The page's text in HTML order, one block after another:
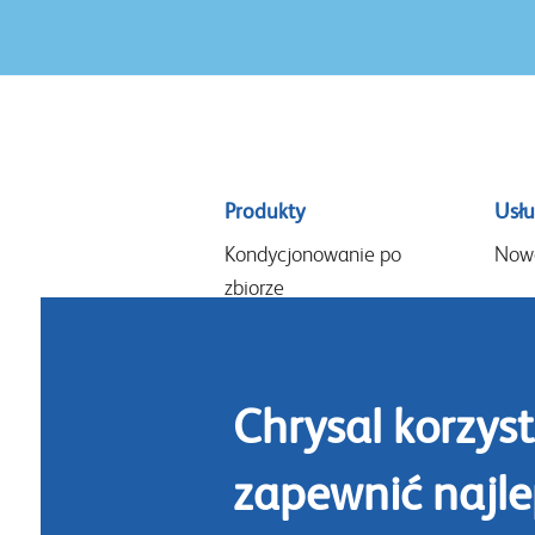
Sitemap
menu
Produkty
Kondycjonowanie po
zbiorze
Kompozycje i aranżacje
Odżywki do domowego
wazonu
Higiena
Chrysal
zapewnić